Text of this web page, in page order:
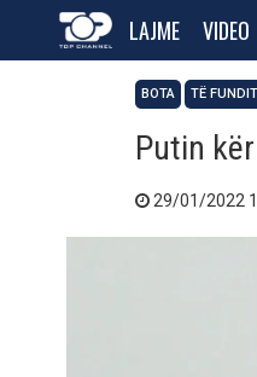
LAJME VIDEO
BOTA TË FUNDIT
Putin
29/01/2022